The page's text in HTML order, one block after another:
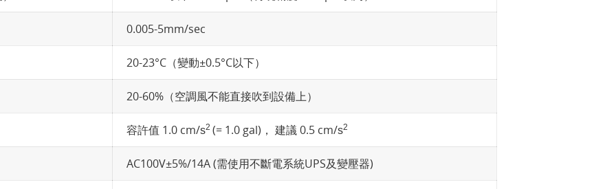
0.005-5mm/sec
20-23°C（變動±0.5°C以下）
20-60%（空調風不能直接吹到設備上）
容許值 1.0 cm/s2 (= 1.0 gal)， 建議 0.5 cm/s2
AC100V±5%/14A (需使用不斷電系統UPS及變壓器)